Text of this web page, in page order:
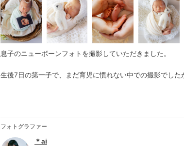
息子のニューボーンフォトを撮影していただきました。
生後7日の第一子で、まだ育児に慣れない中での撮影でした
写真もこちらの好みを汲み取ってくださり、テキパキと指
ーズにたくさんの素敵なショットを撮っていただき、大満
またご縁がありましたら、ぜひよろしくお願いいたします。
フォトグラファー
＊ai